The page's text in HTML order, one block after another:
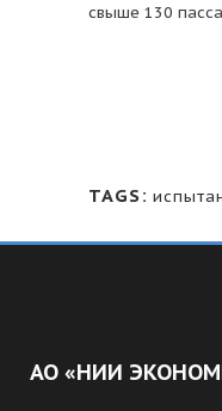
свыше 130
TAGS:
АО «НИИ